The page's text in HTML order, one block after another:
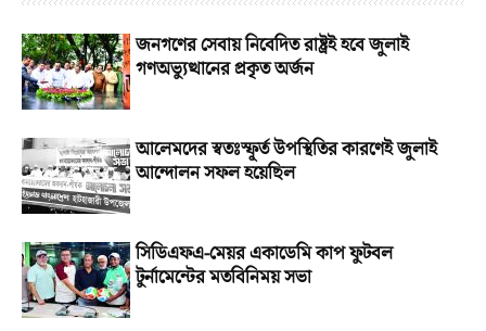
জনগণের সেবায় নিবেদিত রাষ্ট্রই হবে জুলাই
গণঅভ্যুত্থানের প্রকৃত অর্জন
আলেমদের স্বতঃস্ফূর্ত উপস্থিতির কারণেই জুলাই
আন্দোলন সফল হয়েছিল
সিডিএফএ-মেয়র একাডেমি কাপ ফুটবল
টুর্নামেন্টের মতবিনিময় সভা